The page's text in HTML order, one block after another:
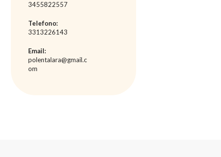
3455822557
Telefono:
3313226143
Email:
polentalara@gmail.c
om